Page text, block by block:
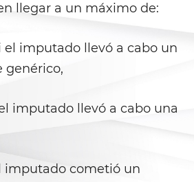
Phones, Electrical or
llegar a un máximo de:
el imputado llevó a cabo un
genérico,
imputado llevó a cabo una
imputado cometió un